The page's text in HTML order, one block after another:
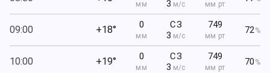
мм
3 м/с мм рт
09:00 +18° 0
мм
СЗ
3 м/с
749
мм рт
72%
10:00 +19° 0
мм
СЗ
3 м/с
749
мм рт
70 %